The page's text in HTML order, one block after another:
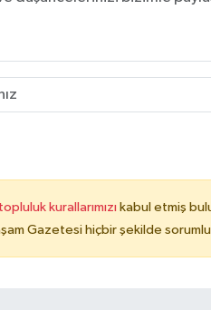
topluluk kurallarımızı kabul etmiş
Gazetesi hiçbir şekilde